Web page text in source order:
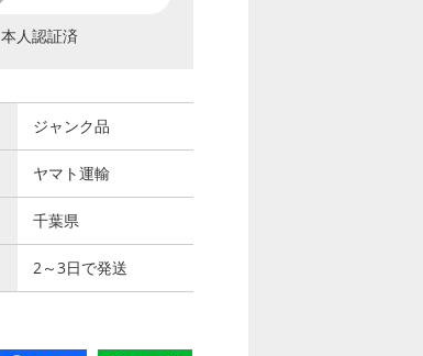
本人認証済
ジャンク品
ヤマト運輸
千葉県
2～3日で発送